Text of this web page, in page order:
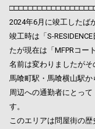
2024年6月に竣工したば
竣工時は「S-
たが現在は「MFPRコー
名前は変わりましたがそ
馬喰町駅・馬喰横山駅
周辺への通勤者にとっ
す。
このエリアは問屋街の